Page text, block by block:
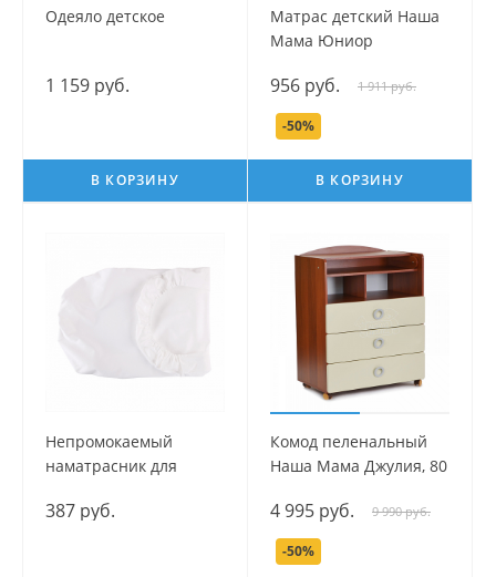
Одеяло детское
1 159 руб.
В КОРЗИНУ
Матрас детский Наша
Мама Юниор
956 руб. 1 911 руб.
-50%
В КОРЗИНУ
Непромокаемый
наматрасник для
387 руб.
Комод пеленальный
Наша Мама Джулия, 80
4 995 руб. 9 990 руб.
-50%